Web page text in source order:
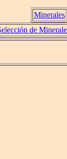
Minerales
de